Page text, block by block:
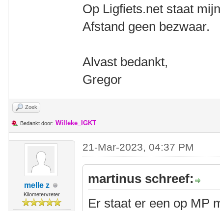
Op Ligfiets.net staat
Afstand geen bezwaar.
Alvast bedankt,
Gregor
Zoek
Bedankt door: Willeke_IGKT
melle z
Kilometervreter
21-Mar-2023, 04:37 PM
martinus schreef:
Er staat er een op MP